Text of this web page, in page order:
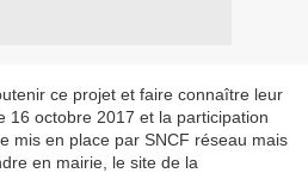
ce projet et faire connaître leur
16 octobre 2017 et la participation
mis en place par SNCF réseau mais
en mairie, le site de la